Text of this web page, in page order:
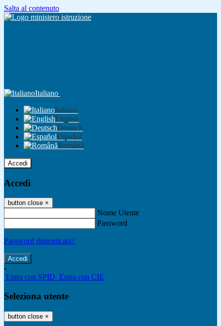
Salta al contenuto
Italiano
Italiano
English
Deutsch
Español
Română
Accedi
Accedi
button close ×
Nome Utente
Password
Password dimenticata?
-
Entra con SPID Entra con CIE
Seleziona utente
button close ×